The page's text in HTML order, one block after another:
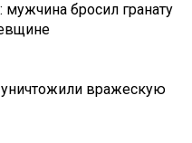
бросил гранату
уничтожили вражескую